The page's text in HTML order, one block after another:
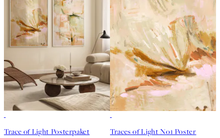
Trace of Light Posterpaket Traces of Light No1 Poster